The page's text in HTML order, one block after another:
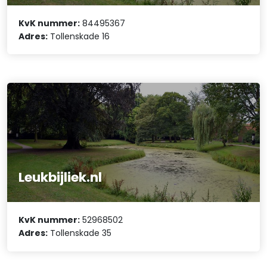
KvK nummer: 84495367
Adres: Tollenskade 16
Leukbijliek.nl
KvK nummer: 52968502
Adres: Tollenskade 35